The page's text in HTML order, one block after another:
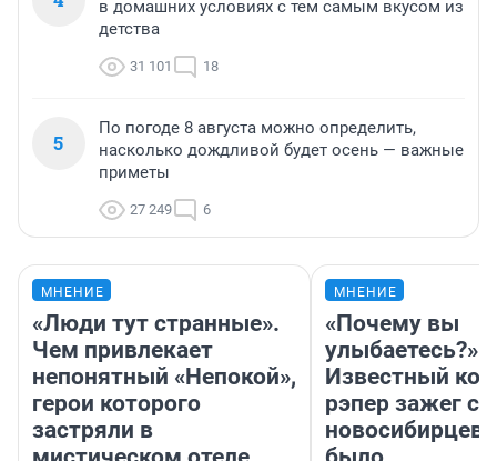
в домашних условиях с тем самым вкусом из
детства
31 101 18
5
По погоде 8 августа можно определить,
насколько дождливой будет осень — важные
приметы
27 249 6
МНЕНИЕ
«Люди тут странные».
Чем привлекает
непонятный «Непокой»,
герои которого
застряли в
МНЕНИЕ
«Почему вы
улыбаетесь?»
Известный
рэпер зажег с
новосибирцев: